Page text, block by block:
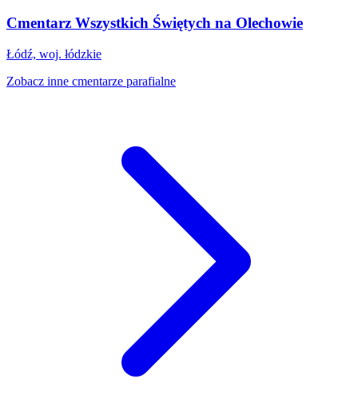
Cmentarz Wszystkich Świętych na Olechowie
Łódź, woj. łódzkie
Zobacz inne cmentarze parafialne